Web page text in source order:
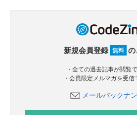
新規会員登録 無料
・全ての過去記事が閲覧
・会員限定メルマガを受信
メールバックナ